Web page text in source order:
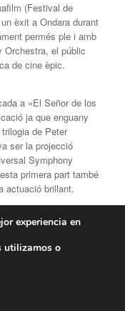
(Festival de
èxit a Ondara durant
permés ple i amb
Orchestra, el públic
de cine èpic.
a «El Señor de los
ja que enguany
de Peter
ser la projecció
Symphony
primera part també
actuació brillant.
persones que
Señor de los Anillos»
antigues, com ara
llevó», «Los 7
de peu aplaudint.
imatges mentre
experiencia en
utilizamos o